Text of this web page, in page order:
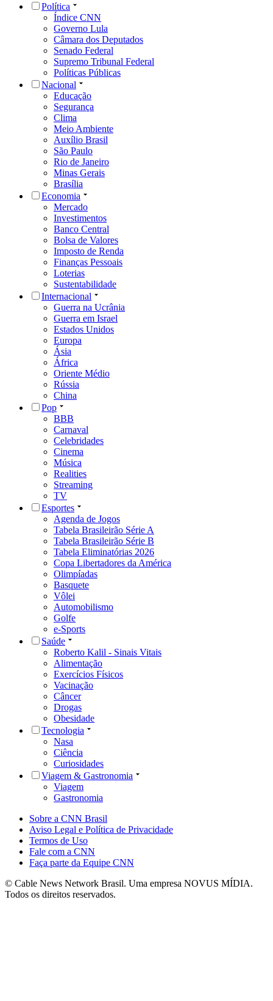
Política
Índice CNN
Governo Lula
Câmara dos Deputados
Senado Federal
Supremo Tribunal Federal
Políticas Públicas
Nacional
Educação
Segurança
Clima
Meio Ambiente
Auxílio Brasil
São Paulo
Rio de Janeiro
Minas Gerais
Brasília
Economia
Mercado
Investimentos
Banco Central
Bolsa de Valores
Imposto de Renda
Finanças Pessoais
Loterias
Sustentabilidade
Internacional
Guerra na Ucrânia
Guerra em Israel
Estados Unidos
Europa
Ásia
África
Oriente Médio
Rússia
China
Pop
BBB
Carnaval
Celebridades
Cinema
Música
Realities
Streaming
TV
Esportes
Agenda de Jogos
Tabela Brasileirão Série A
Tabela Brasileirão Série B
Tabela Eliminatórias 2026
Copa Libertadores da América
Olimpíadas
Basquete
Vôlei
Automobilismo
Golfe
e-Sports
Saúde
Roberto Kalil - Sinais Vitais
Alimentação
Exercícios Físicos
Vacinação
Câncer
Drogas
Obesidade
Tecnologia
Nasa
Ciência
Curiosidades
Viagem & Gastronomia
Viagem
Gastronomia
Sobre a CNN Brasil
Aviso Legal e Política de Privacidade
Termos de Uso
Fale com a CNN
Faça parte da Equipe CNN
© Cable News Network Brasil. Uma empresa NOVUS MÍDIA.
Todos os direitos reservados.